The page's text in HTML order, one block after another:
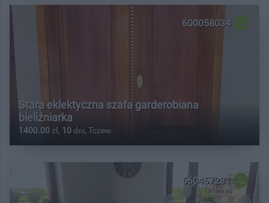
600058034
Stara eklektyczna szafa garderobiana
bieliźniarka
1400.00 zł, 10 dni, Tczew
660467281